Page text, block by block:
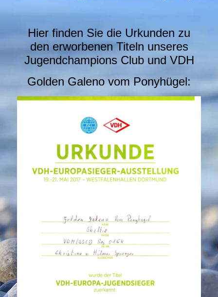
Hier finden Sie die Urkunden zu
den erworbenen Titeln unseres
Jugendchampions Club und VDH
Golden Galeno vom Ponyhügel: